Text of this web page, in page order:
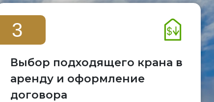
3
Выбор подходящего крана в
аренду и оформление
договора